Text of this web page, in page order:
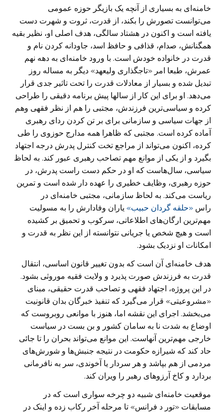
خامنه‌ای به بسیاری از آنچه یک بازیگر حوزه عمومی
می‌توانست تصورش را بکند، از ‏قدرت، ثروت و شهرت دست
یافته است و اکنون در هشتاد سالگی، هدف اصلی او، نظیر ‏بقیه
همگنانش، صدام، قذافی و حافظ اسد، جاودانه کردن نام و
قدرت در خانواده خودش ‏است. با ورود خامنه‌ای به دهه نهم
عمرش، طبعا امر «تاجگذاری ولیعهد» دیگر به مساله ‏روز
تبدیل شده و بسیار از معادلات قدرت را تحت تاثیر جدی قرار
می‌دهد. او برای این ‏کار از سالها پیش برنامه دقیقی را طراحی
کرده و سیاسی‌ترین فرزندش، مجتبی را هم از ‏نظر فقهی وهم
از جهات سیاسی و سازمانی برای بر تن کردن ردای رهبری
آماده کرده ‏است. مجتبی که ظاهرا همه مدارج حوزوی را طی
کرده، اکنون می‌تواند از مراجع تخت ‏کنترل پدرش درجه اجتهاد
بگیرد و از یکی از موانع مهم تصاحب رهبری عبور کند. به ‏لحاظ
سیاسی، سال‌هاست که او در حکم دست راست پدرش، در
حوزه رهبری، وظایف ‏خطیری را عهده دار شده است و تمرین
ریاست می‌کند. به لحاظ سازمانی، مجتبی خامنه‌ای در
راس «حلقه گردان حبیب» یاران وفادارش را به مسولیت
‏مهم‌ترین ارگان‌های اطلاعاتی، سرکوب و تحمیق بر کشیده
است و هیچ شخص یا ‏جریانی نتوانسته از این نظر به قدرت و
امکانات او نزدیک بشود.‏
هدف خامنه‌ای آن است که بدون تغییر قانون اساسی، انتقال
قدرت به فرزندش صورت ‏پذیرد و ولایت فقیه موروثی بشود.
در این پروژه، اجتهاد فقهی و تصاحب قدرت حقیقی، ‏مبنای
«مشروعیتی» قرار می‌گیرد که تنفیذ خبرگان بدان قانونیت
می‌بخشد. اجرای این ‏نقشه اما، هنوز با موانعی روبروست که
اوضاع به شدت نا به سامان کشور و بن بست در ‏سیاست
خارجی مهم‌ترین آنهاست. این موانع می‌تواند بحران را تا جائی
حاد کند که ‏شیرازه حکومت در نتیجه جنبش‌ها و شورش‌های
مردمی از هم بپاشد و هر سردار یا ‏آخوندی، سر به نافرمانی
بردارد و کاخ آرزو‌های رهبر را ویران کند.‏
موقعیت خامنه‌ای شبیه دو چرخه سواری است که در
مسابقات «تور د فرانس» تا مرحله ‏آخر رکاب زده و اینک در